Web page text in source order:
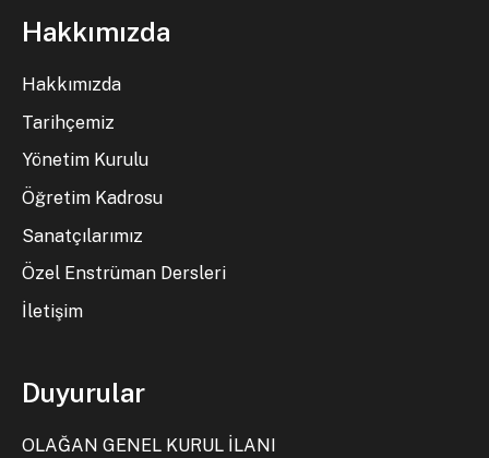
Hakkımızda
Hakkımızda
Tarihçemiz
Yönetim Kurulu
Öğretim Kadrosu
Sanatçılarımız
Özel Enstrüman Dersleri
İletişim
Duyurular
OLAĞAN GENEL KURUL İLANI